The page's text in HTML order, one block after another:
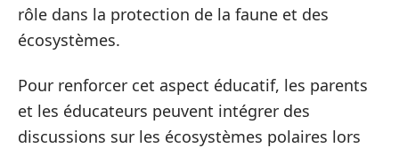
rôle dans la protection de la faune et des
écosystèmes.
Pour renforcer cet aspect éducatif, les parents
et les éducateurs peuvent intégrer des
discussions sur les écosystèmes polaires lors